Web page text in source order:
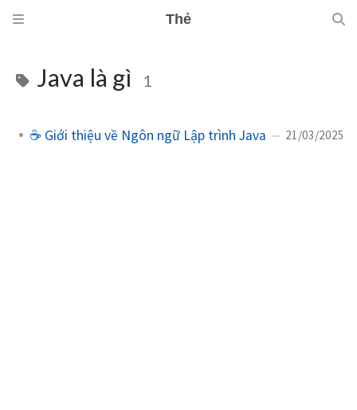
Thẻ
Java là gì 1
☕ Giới thiệu về Ngôn ngữ Lập trình Java 21/03/2025